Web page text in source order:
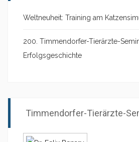
Weltneuheit: Training am
200. Timmendorfer-Tierärzte-
Erfolgsgeschichte
Timmendorfer-Tierärzte-